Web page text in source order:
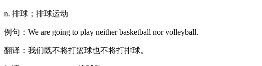
n. 排球；排球运动
例句：We are going to play neither basketball nor volleyball.
翻译：我们既不将打篮球也不将打排球。